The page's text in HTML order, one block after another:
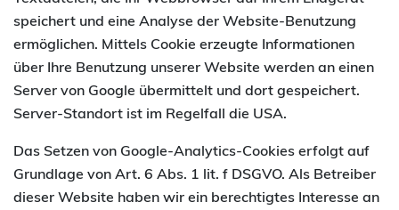
speichert und eine Analyse der Website-Benutzung
ermöglichen. Mittels Cookie erzeugte Informationen
über Ihre Benutzung unserer Website werden an einen
Server von Google übermittelt und dort gespeichert.
Server-Standort ist im Regelfall die USA.
Das Setzen von Google-Analytics-Cookies erfolgt auf
Grundlage von Art. 6 Abs. 1 lit. f DSGVO. Als Betreiber
dieser Website haben wir ein berechtigtes Interesse an